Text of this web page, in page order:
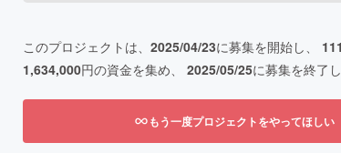
このプロジェクトは、 2025/04/23に募集を開始し、 111
1,634,000円の資金を集め、 2025/05/25に募集を終了
もう一度プロジェクトをやってほしい